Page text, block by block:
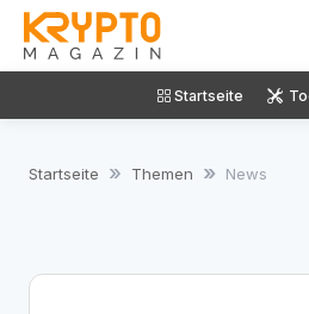
Startseite
Startseite Themen News